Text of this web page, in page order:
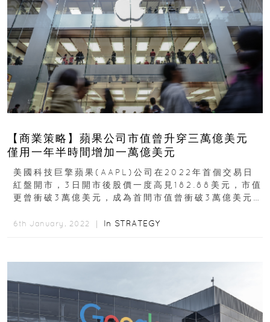
【商業策略】蘋果公司市值曾升穿三萬億美元
僅用一年半時間增加一萬億美元
美國科技巨擎蘋果(AAPL)公司在2022年首個交易日
紅盤開市，3日開市後股價一度高見182.88美元，市值
更曾衝破3萬億美元，成為首間市值曾衝破3萬億美元
6th January, 2022 ｜ In STRATEGY